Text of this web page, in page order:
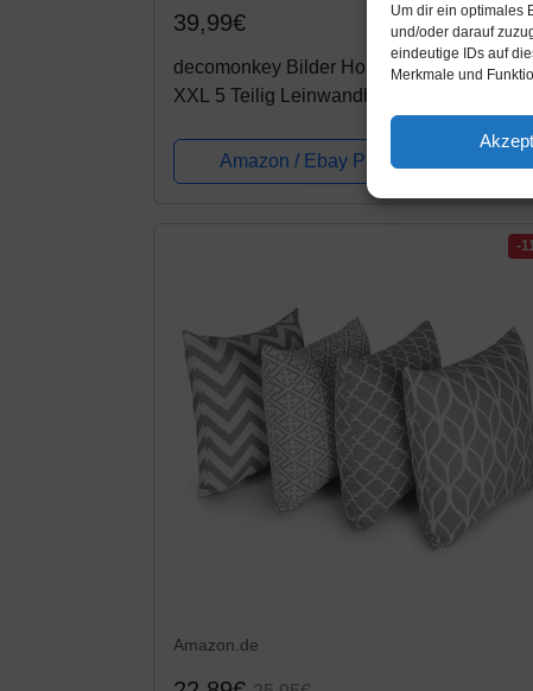
Um dir ein optimales
und/oder darauf
eindeutige IDs auf
Merkmale und
39,99€
decomonkey Bilder Home Haus 200x100
XXL 5 Teilig Leinwandbilder Bild auf
Leinwand Wandbild Kunstdruck Wanddeko
Wand Wohnzimmer Wanddekoration Deko
Textur...
Amazon / Ebay Produkt ansehen*
-
Amazon.de